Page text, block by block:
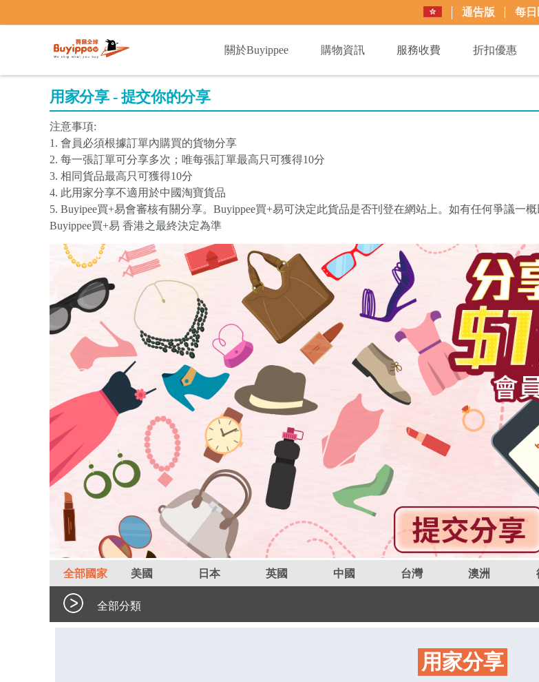
通告版 每
關於Buyippee
購物資訊 服務收費 折扣優惠
用家分享 - 提交你的分享
注意事項:
1. 會員必須根據訂單內購買的貨物分享
2. 每一張訂單可分享多次；唯每張訂單最高只可獲得10分
3. 相同貨品最高只可獲得10分
4. 此用家分享不適用於中國淘寶貨品
5. Buyipee買+易會審核有關分享。Buyippee買+易可決定此貨品是否刊登在網站上。如有任何爭議一概
Buyippee買+易 香港之最終決定為準
全部國家 美國 日本 英國 中國 台灣 澳洲
全部分類
用家分享